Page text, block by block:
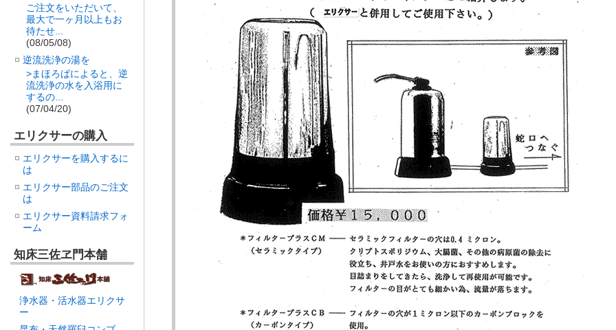
ご注文をいただいて、
最大で一ヶ月以上もお
待たせ...
(08/05/08)
逆流洗浄の湯を
>まほろばによると、逆
流洗浄の水を入浴用に
するの...
(07/04/20)
エリクサーの購入
エリクサーを購入するに
は
エリクサー部品のご注文
は
エリクサー資料請求フォ
ーム
知床三佐ヱ門本舗
浄水器・活水器エリクサ
ー